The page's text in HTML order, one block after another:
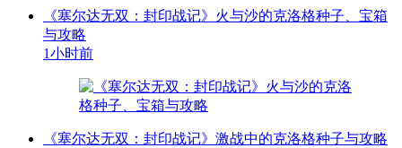
《塞尔达无双：封印战记》火与沙的克洛格种子、宝箱
与攻略
1小时前
《塞尔达无双：封印战记》激战中的克洛格种子与攻略